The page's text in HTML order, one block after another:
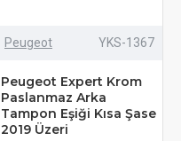
Peugeot YKS-1367
Peugeot Expert Krom
Paslanmaz Arka
Tampon Eşiği Kısa Şase
2019 Üzeri